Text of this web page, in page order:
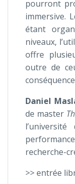
pourront
immersive.
étant
niveaux,
offre
outre de
Daniel
de master
recherche-
>> entrée